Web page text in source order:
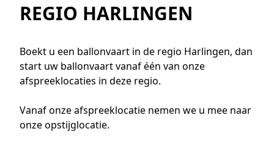
REGIO HARLINGEN
Boekt u een ballonvaart in de regio Harlingen, dan
start uw ballonvaart vanaf één van onze
afspreeklocaties in deze regio.
Vanaf onze afspreeklocatie nemen we u mee naar
onze opstijglocatie.